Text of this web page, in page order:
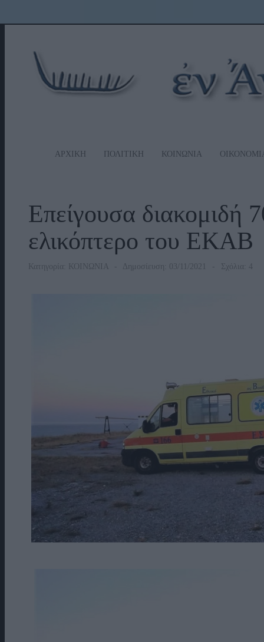
ΑΡΧΙΚΗ ΠΟΛΙΤΙΚΗ ΚΟΙΝΩΝΙΑ
Επείγουσα διακομιδή
ελικόπτερο του ΕΚΑΒ
Κατηγορία: ΚΟΙΝΩΝΙΑ Δημοσίευση: 03/11/2021 Σχόλια: 4